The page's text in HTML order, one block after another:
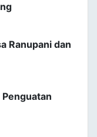
Ranupani dan